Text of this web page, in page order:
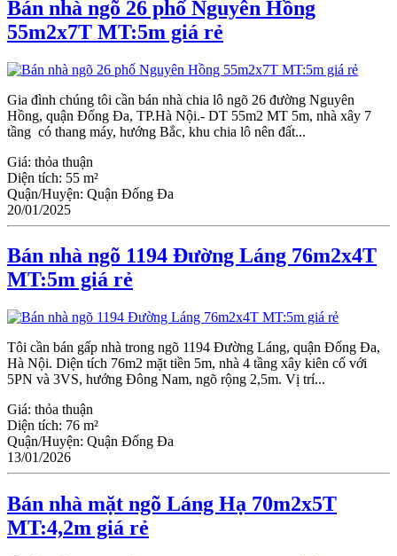
Bán nhà ngõ 26 phố Nguyên Hồng
55m2x7T MT:5m giá rẻ
Gia đình chúng tôi cần bán nhà chia lô ngõ 26 đường Nguyên
Hồng, quận Đống Đa, TP.Hà Nội.- DT 55m2 MT 5m, nhà xây 7
tầng có thang máy, hướng Bắc, khu chia lô nên đất...
Giá: thỏa thuận
Diện tích: 55 m²
Quận/Huyện: Quận Đống Đa
20/01/2025
Bán nhà ngõ 1194 Đường Láng 76m2x4T
MT:5m giá rẻ
Tôi cần bán gấp nhà trong ngõ 1194 Đường Láng, quận Đống Đa,
Hà Nội. Diện tích 76m2 mặt tiền 5m, nhà 4 tầng xây kiên cố với
5PN và 3VS, hướng Đông Nam, ngõ rộng 2,5m. Vị trí...
Giá: thỏa thuận
Diện tích: 76 m²
Quận/Huyện: Quận Đống Đa
13/01/2026
Bán nhà mặt ngõ Láng Hạ 70m2x5T
MT:4,2m giá rẻ